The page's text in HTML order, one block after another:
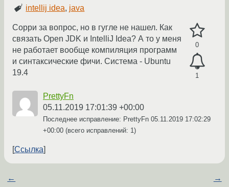
intellij idea, java
0
1
Сорри за вопрос, но в гугле не нашел. Как
связать Open JDK и IntelliJ Idea? А то у меня
не работает вообще компиляция программ
и синтаксические фичи. Система - Ubuntu
19.4
PrettyFn
05.11.2019 17:01:39 +00:00
Последнее исправление: PrettyFn 05.11.2019 17:02:29
+00:00 (всего исправлений: 1)
Ссылка
← →